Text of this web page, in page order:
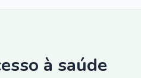
à saúde